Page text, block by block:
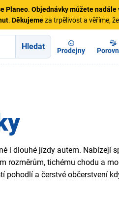
Planeo. Objednávkymůžete nadále
. Děkujemeza trpělivost a věříme,
Hledat Prodejny
i dlouhé jízdy autem. Nabízejí
rozměrům, tichému chodu a
pohodlí a čerstvé občerstvení